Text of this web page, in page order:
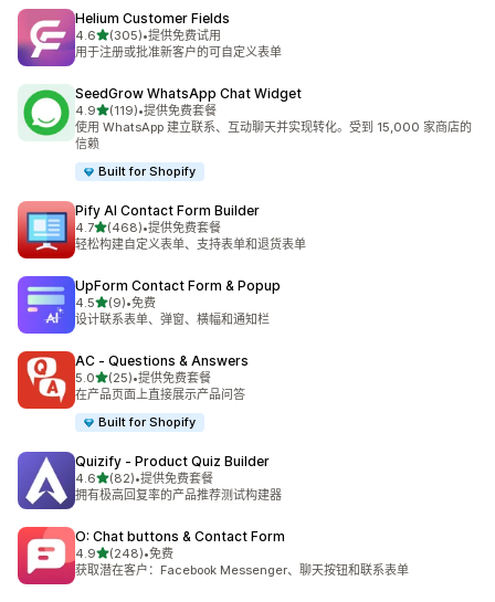
Helium Customer Fields
4.6星（满分 5 星）
(305)
总共 305 条评论
•提供免费试用
用于注册或批准新客户的可自定义表单
SeedGrow WhatsApp Chat Widget
4.9星（满分 5 星）
(119)
总共 119 条评论
•提供免费套餐
使用 WhatsApp 建立联系、互动聊天并实现转化。受到 15,000 家商店的
信赖
Built for Shopify
Pify AI Contact Form Builder
4.7星（满分 5 星）
(468)
总共 468 条评论
•提供免费套餐
轻松构建自定义表单、支持表单和退货表单
UpForm Contact Form & Popup
4.5星（满分 5 星）
(9)
总共 9 条评论
•免费
设计联系表单、弹窗、横幅和通知栏
AC ‑ Questions & Answers
5.0星（满分 5 星）
(25)
总共 25 条评论
•提供免费套餐
在产品页面上直接展示产品问答
Built for Shopify
Quizify ‑ Product Quiz Builder
4.6星（满分 5 星）
(82)
总共 82 条评论
•提供免费套餐
拥有极高回复率的产品推荐测试构建器
O: Chat buttons & Contact Form
4.9星（满分 5 星）
(248)
总共 248 条评论
•免费
获取潜在客户：Facebook Messenger、聊天按钮和联系表单